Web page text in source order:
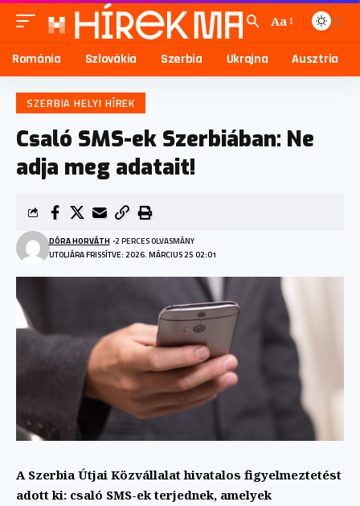
Aa
Románia Szlovákia Szerbia Ukrajna Ausztria
SZERBIA HELYI HÍREK
Csaló SMS-ek Szerbiában: Ne
adja meg adatait!
UTOLJÁRA FRISSÍTVE: 2026. MÁRCIUS 25 02:01
DÓRA HORVÁTH 2 PERCES OLVASMÁNY
A Szerbia Útjai Közvállalat hivatalos figyelmeztetést
adott ki: csaló SMS-ek terjednek, amelyek